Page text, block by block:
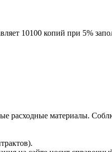
10100 копий при 5%
расходные материалы.